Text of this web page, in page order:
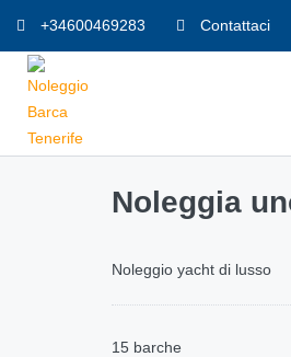
+34600469283 Contattaci
Noleggia
Noleggio yacht di lusso
15 barche